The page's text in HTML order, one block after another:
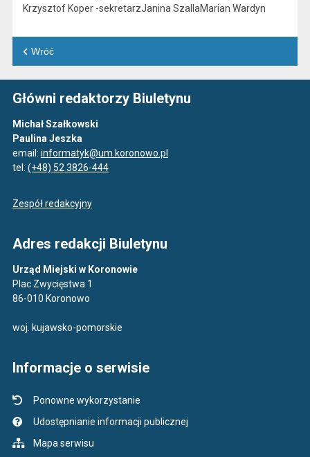
Krzysztof Koper -sekretarzJanina SzallaMarian Wardyn
Wróć
Główni redaktorzy Biuletynu
Michał Szałkowski
Paulina Jeszka
email: informatyk@um.koronowo.pl
tel: (+48) 52 3826-444
Zespół redakcyjny
Adres redakcji Biuletynu
Urząd Miejski w Koronowie
Plac Zwycięstwa 1
86-010 Koronowo
woj. kujawsko-pomorskie
Informacje o serwisie
Ponowne wykorzystanie
Udostępnianie informacji publicznej
Mapa serwisu